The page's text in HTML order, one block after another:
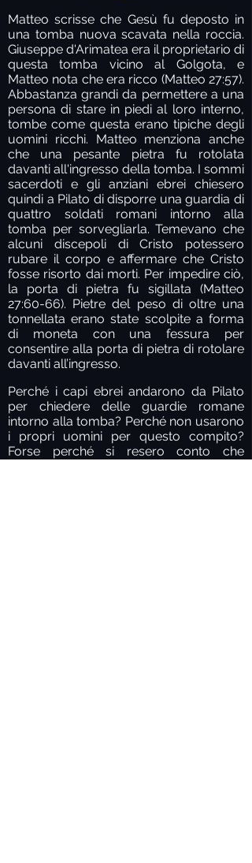
Matteo scrisse che Gesù fu deposto in
una tomba nuova scavata nella roccia.
Giuseppe d'Arimatea era il proprietario di
questa tomba vicino al Golgota, e
Matteo nota che era ricco (Matteo 27:57).
Abbastanza grandi da permettere a una
persona di stare in piedi al loro interno,
tombe come questa erano tipiche degli
uomini ricchi. Matteo menziona anche
che una pesante pietra fu rotolata
davanti all'ingresso della tomba. I sommi
sacerdoti e gli anziani ebrei chiesero
quindi a Pilato di disporre una guardia di
quattro soldati romani intorno alla
tomba per sorvegliarla. Temevano che
alcuni discepoli di Cristo potessero
rubare il corpo e affermare che Cristo
fosse risorto dai morti. Per impedire ciò,
la porta di pietra fu sigillata (Matteo
27:60-66). Pietre del peso di oltre una
tonnellata erano state scolpite a forma
di moneta con una fessura per
consentire alla porta di pietra di rotolare
davanti all’ingresso.
Perché i capi ebrei andarono da Pilato
per chiedere delle guardie romane
intorno alla tomba? Perché non usarono
i propri uomini per questo compito?
Forse perché si resero conto che